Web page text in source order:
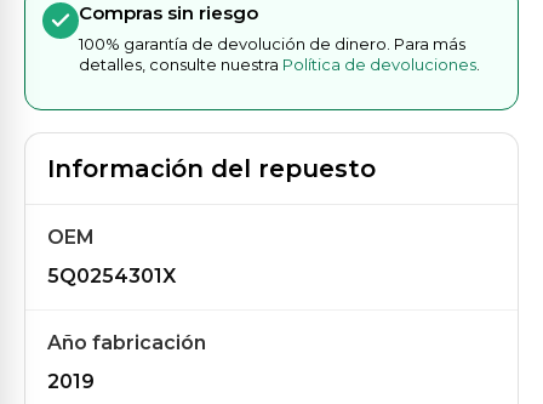
Compras sin riesgo
100% garantía de devolución de dinero. Para más
detalles, consulte nuestra Política de devoluciones
Información del repuesto
OEM
5Q0254301X
Año fabricación
2019